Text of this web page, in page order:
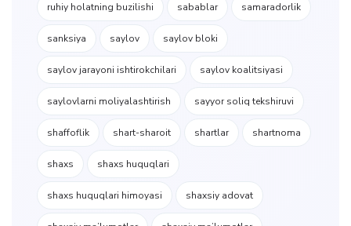
ruhiy holatning buzilishi sabablar samaradorlik
sanksiya saylov saylov bloki
saylov jarayoni ishtirokchilari saylov koalitsiyasi
saylovlarni moliyalashtirish sayyor soliq tekshiruvi
shaffoflik shart-sharoit shartlar shartnoma
shaxs shaxs huquqlari
shaxs huquqlari himoyasi shaxsiy adovat